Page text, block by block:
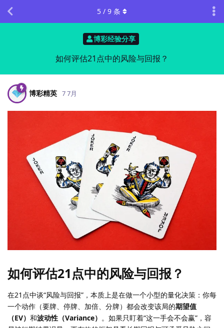
博彩经验分享
如何评估21点中的风险与回报？
5 / 9 条
博彩精英 7 7月
如何评估21点中的风险与回报？
在21点中谈“风险与回报”，本质上是在做一个小型的量化决策：你每
一个动作（要牌、停牌、加倍、分牌）都会改变该局的期望值
（EV） 和波动性（Variance） 。如果只盯着“这一手会不会赢”，容